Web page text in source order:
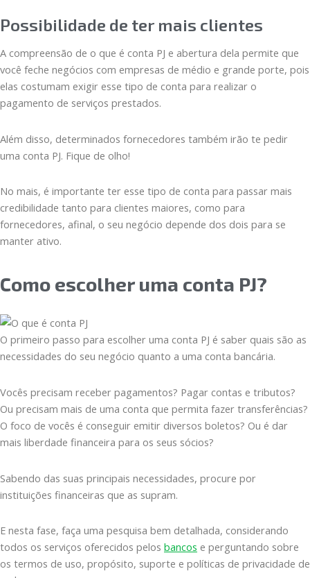
Possibilidade de ter mais clientes
A compreensão de o que é conta PJ e abertura dela permite que
você feche negócios com empresas de médio e grande porte, pois
elas costumam exigir esse tipo de conta para realizar o
pagamento de serviços prestados.
Além disso, determinados fornecedores também irão te pedir
uma conta PJ. Fique de olho!
No mais, é importante ter esse tipo de conta para passar mais
credibilidade tanto para clientes maiores, como para
fornecedores, afinal, o seu negócio depende dos dois para se
manter ativo.
Como escolher uma conta PJ?
O primeiro passo para escolher uma conta PJ é saber quais são as
necessidades do seu negócio quanto a uma conta bancária.
Vocês precisam receber pagamentos? Pagar contas e tributos?
Ou precisam mais de uma conta que permita fazer transferências?
O foco de vocês é conseguir emitir diversos boletos? Ou é dar
mais liberdade financeira para os seus sócios?
Sabendo das suas principais necessidades, procure por
instituições financeiras que as supram.
E nesta fase, faça uma pesquisa bem detalhada, considerando
todos os serviços oferecidos pelos bancos e perguntando sobre
os termos de uso, propósito, suporte e políticas de privacidade de